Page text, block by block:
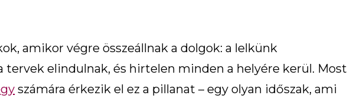
amikor végre összeállnak a dolgok: a lelkünk
tervek elindulnak, és hirtelen minden a helyére kerül. Most
számára érkezik el ez a pillanat – egy olyan időszak, ami